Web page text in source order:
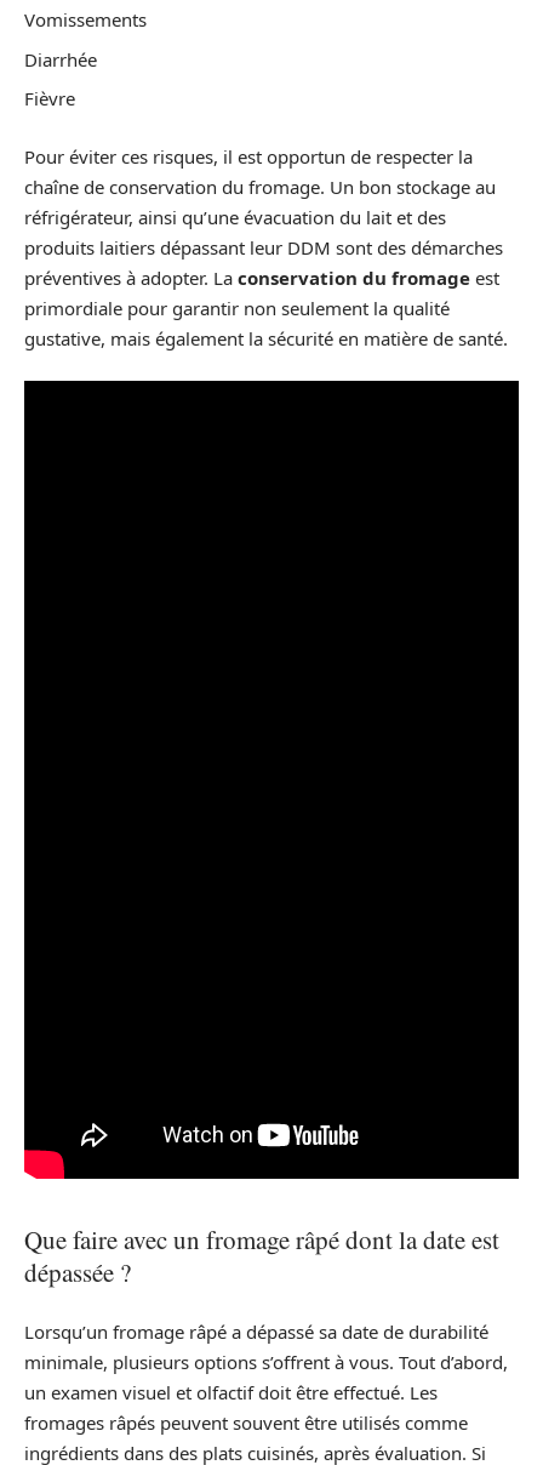
Vomissements
Diarrhée
Fièvre
Pour éviter ces risques, il est opportun de respecter la
chaîne de conservation du fromage. Un bon stockage au
réfrigérateur, ainsi qu’une évacuation du lait et des
produits laitiers dépassant leur DDM sont des démarches
préventives à adopter. La conservation du fromage est
primordiale pour garantir non seulement la qualité
gustative, mais également la sécurité en matière de santé.
Que faire avec un fromage râpé dont la date est
dépassée ?
Lorsqu’un fromage râpé a dépassé sa date de durabilité
minimale, plusieurs options s’offrent à vous. Tout d’abord,
un examen visuel et olfactif doit être effectué. Les
fromages râpés peuvent souvent être utilisés comme
ingrédients dans des plats cuisinés, après évaluation. Si